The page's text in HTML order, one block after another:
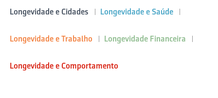
Longevidade e Cidades Longevidade e Saúde
Longevidade e Trabalho Longevidade Financeira
Longevidade e Comportamento